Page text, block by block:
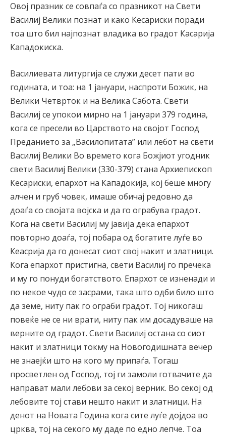
Овој празник се совпаѓа со празникот на Свети
Василиј Велики познат и како Кесариски поради
тоа што бил најпознат владика во градот Касарија
Кападокиска.
Василиевата литургија се служи десет пати во
годината, и тоа: на 1 јануари, наспроти Божик, на
Велики Четврток и на Велика Сабота. Свети
Василиј се упокои мирно на 1 јануари 379 година,
кога се пресели во Царството на својот Господ
Преданието за „Василопитата” или лебот на свети
Василиј Велики Во времето кога Божјиот угодник
свети Василиј Велики (330-379) стана Архиепископ
Кесариски, епархот на Кападокија, кој беше многу
алчен и груб човек, имаше обичај редовно да
доаѓа со својата војска и да го ограбува градот.
Кога на свети Василиј му јавија дека епархот
повторно доаѓа, тој побара од богатите луѓе во
Кеасрија да го донесат сиот свој накит и златници.
Кога епархот пристигна, свети Василиј го пречека
и му го понуди богатството. Епархот се изненади и
по некое чудо се засрами, така што одби било што
да земе, ниту пак го ограби градот. Тој никогаш
повеќе не се ни врати, ниту пак им досадуваше на
верните од градот. Свети Василиј остана со сиот
накит и златници токму на Новогодишната вечер
не знаејќи што на кого му припаѓа. Тогаш
просветлен од Господ, тој ги замоли готвачите да
направат мали лебови за секој верник. Во секој од
лебовите тој стави нешто накит и златници. На
денот на Новата Година кога сите луѓе дојдоа во
црква, тој на секого му даде по едно лепче. Тоа